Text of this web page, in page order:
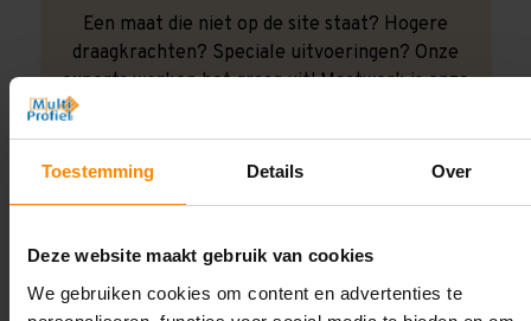
Toestemming Details Over
Deze website maakt gebruik van cookies
We gebruiken cookies om content en advertenties te
Een maat die niet op de site staat? Hogere
draagkrachten? Speciale uitvoeringen? Onze
experts werken het graag uit! Maatwerk is onze
Contact met specialist
Montage uitbesteden?
Laat ons het doen!